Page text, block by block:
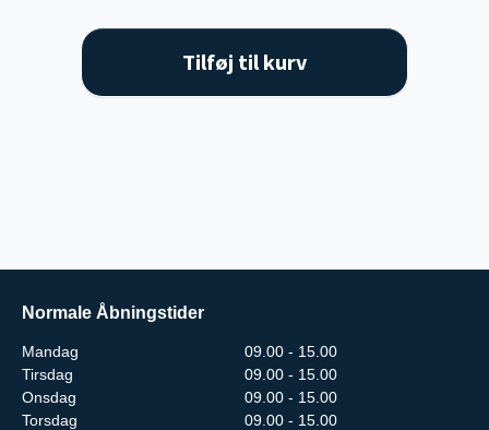
Tilføj til kurv
Normale Åbningstider
Mandag
09.00 - 15.00
Tirsdag
09.00 - 15.00
Onsdag
09.00 - 15.00
Torsdag
09.00 - 15.00